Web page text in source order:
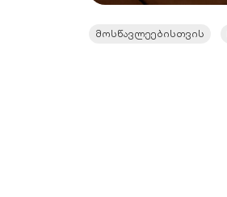
მოსწავლეებისთვის